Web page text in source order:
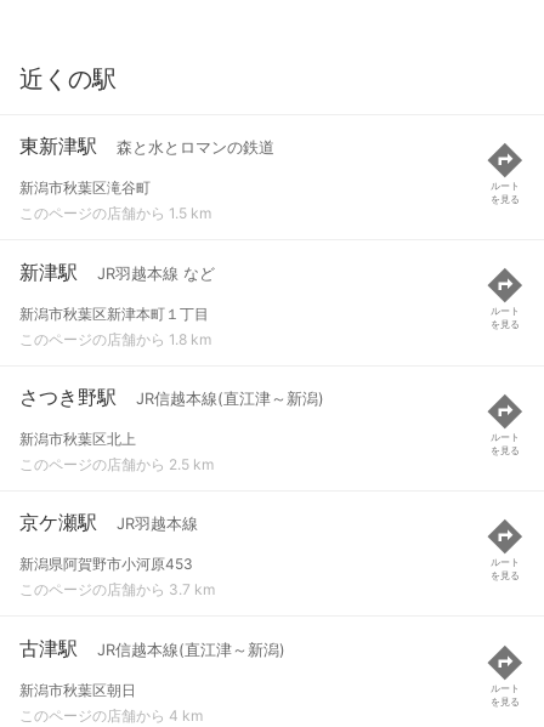
近くの駅
東新津駅 森と水とロマンの鉄道
新潟市秋葉区滝谷町
このページの店舗から 1.5 km
ルート
を見る
新津駅 JR羽越本線 など
新潟市秋葉区新津本町１丁目
このページの店舗から 1.8 km
ルート
を見る
さつき野駅 JR信越本線(直江津～新潟)
新潟市秋葉区北上
このページの店舗から 2.5 km
ルート
を見る
京ケ瀬駅 JR羽越本線
新潟県阿賀野市小河原453
このページの店舗から 3.7 km
ルート
を見る
古津駅 JR信越本線(直江津～新潟)
新潟市秋葉区朝日
このページの店舗から 4 km
ルート
を見る